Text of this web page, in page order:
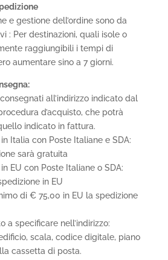
e gestione dell’ordine sono da
: Per destinazioni, quali isole o
raggiungibili i tempi di
aumentare sino a 7 giorni.
all’indirizzo indicato dal
d’acquisto, che potrà
indicato in fattura.
Italia con Poste Italiane e SDA:
sarà gratuita
EU con Poste Italiane o SDA:
in EU
di € 75,00 in EU la spedizione
a specificare nell’indirizzo:
scala, codice digitale, piano
cassetta di posta.